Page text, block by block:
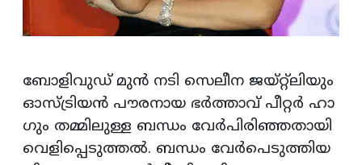
ബോളിവുഡ് മുൻ നടി സെലീന ജയ്റ്റ്ലിയും
ഓസ്ട്രിയൻ പൗരനായ ഭർത്താവ് പീറ്റർ ഹാ​
ഗും തമ്മിലുള്ള ബന്ധം വേർപിരിഞ്ഞതായി
വെളിപ്പെടുത്തൽ. ബന്ധം വേർപെടുത്തിയ